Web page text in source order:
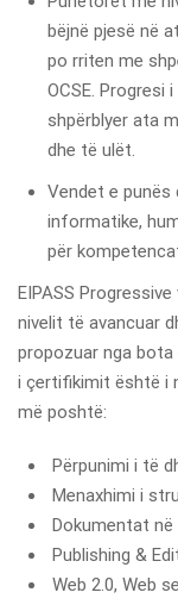
bëjnë pjesë në
po rriten me
OCSE. Progresi
shpërblyer ata
dhe të ulët.
Vendet e punës
informatike,
për
EIPASS
nivelit të avancuar
propozuar nga bota
i çertifikimit është i
më poshtë:
Përpunimi i të
Menaxhimi i
Dokumentat
Publishing &
Web 2.0, Web